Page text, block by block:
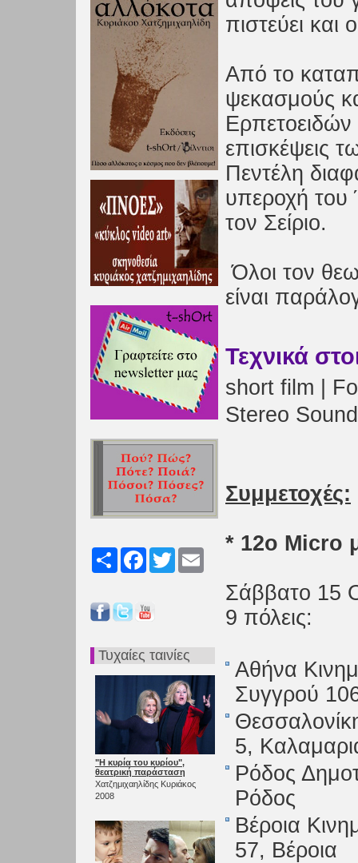
Share FacebookTwitter
Τυχαίες ταινίες
"Η κυρία του κυρίου",
θεατρική παράσταση
Χατζημιχαηλίδης Κυριάκος
2008
πιστεύει και
Από το
ψεκασμούς
Ερπετοειδών
επισκέψεις
Πεντέλη
υπεροχή του
τον Σείριο.
Όλοι τον
είναι
Τεχνικά
short film |
Stereo
Συμμετοχές:
* 12ο Micro
Σάββατο 15
9 πόλεις:
Αθήνα
Συγγρού
5,
Ρόδος
Ρόδος
Βέροια
57, Βέροια